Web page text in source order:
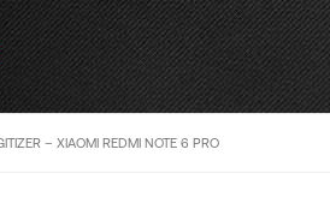
– XIAOMI REDMI NOTE 6 PRO